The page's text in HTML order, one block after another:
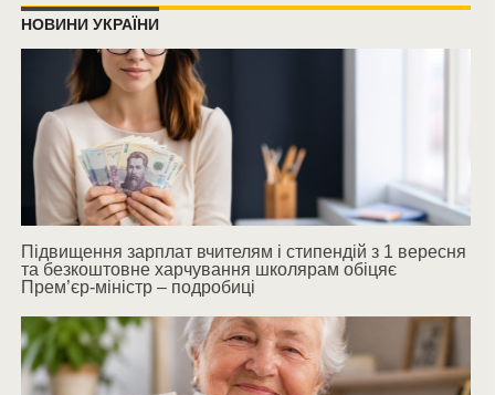
НОВИНИ УКРАЇНИ
Підвищення зарплат вчителям і стипендій з 1 вересня
та безкоштовне харчування школярам обіцяє
Прем’єр-міністр – подробиці